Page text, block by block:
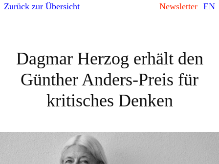
Zurück zur Übersicht Newsletter EN
Dagmar Herzog erhält den
Günther Anders-Preis für
kritisches Denken